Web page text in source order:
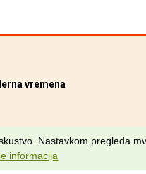
vremena
d.o.o. 2026. • Kriv jeFiktiv
korištenja•RSS kanali
Nastavkom pregleda
informacija